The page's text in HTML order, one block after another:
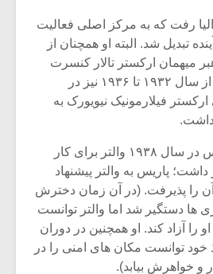
رفت که به مرکز اصلی فعالیت
تبدیل شد. البته او همچنان از
۱۹۳۴ تا ۱۹۳۹ رهبر میهمان ارکستر تالار کنسرت
آمستردام باقی ماند و از سال ۱۹۳۲ تا ۱۹۳۶ نیز در
فیلارمونیک نیویورک به
در زمان واقعه آنشلوس در سال ۱۹۳۸ والتر برای کار
پاریس به والتر پیشنهاد
آن را پذیرفت. (در آن زمان دخترش
ها دستگیر شد اما والتر توانست
را آزاد کند. او همچنین در دوران
خود توانست مکان های امنی را در
و خواهرش بیابد).